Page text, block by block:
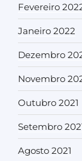
Fevereiro
Janeiro 2022
Dezembro
Novembro
Outubro 2021
Setembro
Agosto 2021